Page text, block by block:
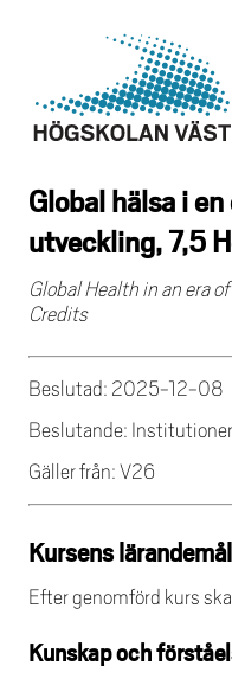
Global hälsa i
utveckling, 7,5
Global Health in an era
Credits
Beslutad: 2025-12-08
Beslutande:
Gäller från: V26
Kursens lärandemål
Efter genomförd kurs
Kunskap och